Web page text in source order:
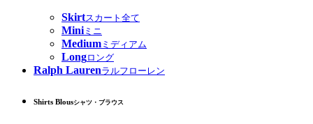
Skirtスカート全て
Miniミニ
Medium ミディアム
Longロング
Ralph Laurenラルフローレン
Shirts Blousシャツ・ブラウス